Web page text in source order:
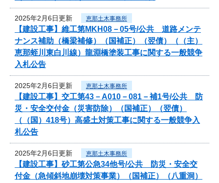
2025年2月6日更新 恵那土木事務所
【建設工事】維工第MKH08－05号/公共 道路メンテ
ナンス補助（橋梁補修）（国補正）（翌債）（（主）
恵那蛭川東白川線）龍淵橋塗装工事に関する一般競争
入札公告
2025年2月6日更新 恵那土木事務所
【建設工事】交工第43－A010－081－補1号/公共 防
災・安全交付金（災害防除）（国補正）（翌債）
（（国）418号）高盛土対策工事に関する一般競争入
札公告
2025年2月6日更新 恵那土木事務所
【建設工事】砂工第公急34他号/公共 防災・安全交
付金（急傾斜地崩壊対策事業）（国補正）（八重洞）